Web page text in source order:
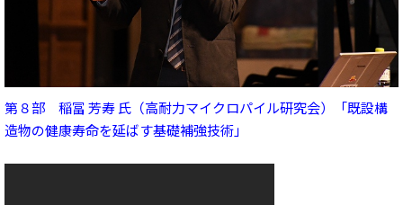
第８部 稲冨 芳寿 氏（高耐力マイクロパイル研究会）「既設構
造物の健康寿命を延ばす基礎補強技術」